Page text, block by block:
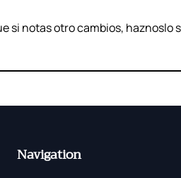
si notas otro cambios, haznoslo
Navigation